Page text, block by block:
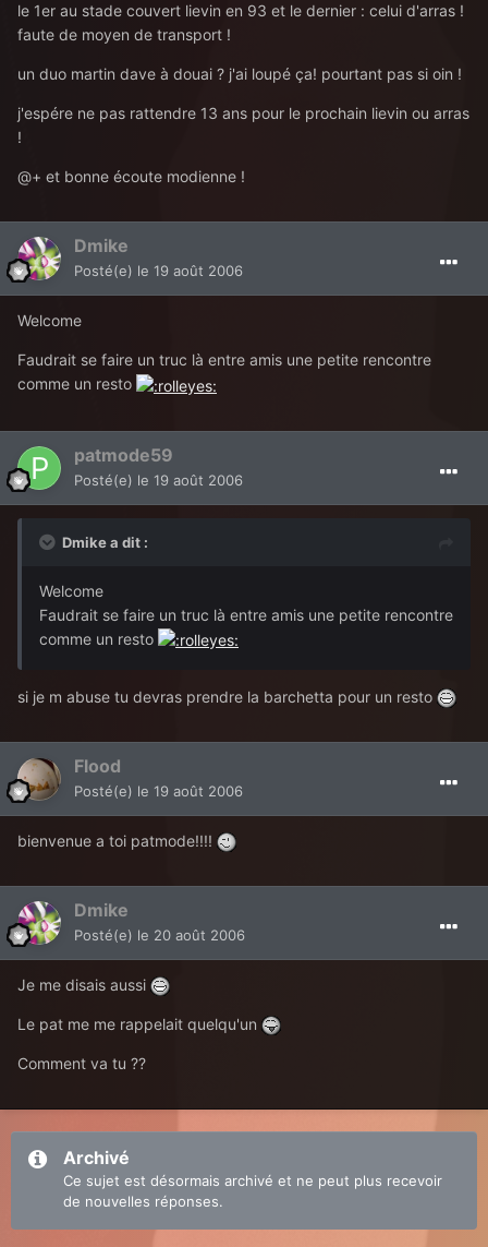
le 1er au stade couvert lievin en 93 et le dernier : celui d'arras !
faute de moyen de transport !
un duo martin dave à douai ? j'ai loupé ça! pourtant pas si oin !
j'espére ne pas rattendre 13 ans pour le prochain lievin ou arras
!
@+ et bonne écoute modienne !
Dmike
Posté(e) le 19 août 2006
Welcome
Faudrait se faire un truc là entre amis une petite rencontre
comme un resto
patmode59
Posté(e) le 19 août 2006
Dmike a dit :
Welcome
Faudrait se faire un truc là entre amis une petite rencontre
comme un resto
si je m abuse tu devras prendre la barchetta pour un resto
Flood
Posté(e) le 19 août 2006
bienvenue a toi patmode!!!!
Dmike
Posté(e) le 20 août 2006
Je me disais aussi
Le pat me me rappelait quelqu'un
Comment va tu ??
Archivé
Ce sujet est désormais archivé et ne peut plus recevoir
de nouvelles réponses.